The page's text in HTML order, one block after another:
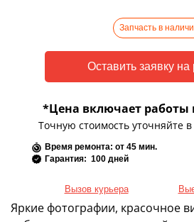
Запчасть в
*Цена включает
Точную стоимость уточняйте
Время ремонта: от 45 мин.
Гарантия: 100 дней
Вызов курьера
Яркие фотографии, красочное